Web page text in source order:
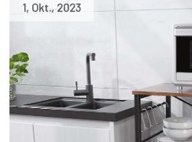
1, Okt., 2023